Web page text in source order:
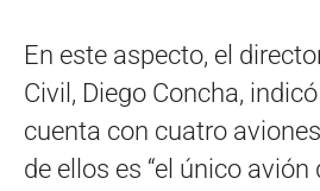
En este aspecto, el
Civil, Diego Concha,
cuenta con cuatro
de ellos es “el único